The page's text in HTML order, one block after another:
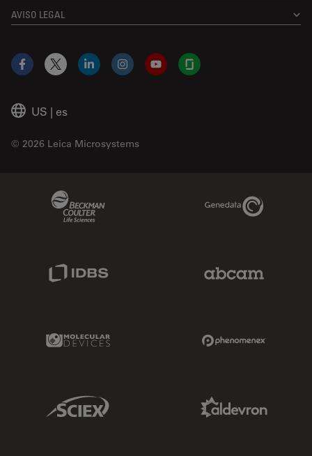
AVISO LEGAL
US | es
© 2026 Leica Microsystems
Facebook
X LinkedInInstagramYouTubeGlassdoor
Genedata Link
Molecular Devices Link
Sciex Link